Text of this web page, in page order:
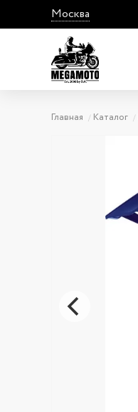
Москва
Главная Каталог